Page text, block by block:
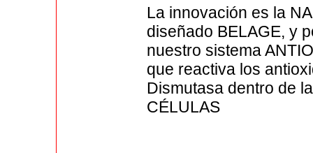
La innovación es la
diseñado BELAGE, y
nuestro sistema
que reactiva los
Dismutasa dentro de
CÉLULAS